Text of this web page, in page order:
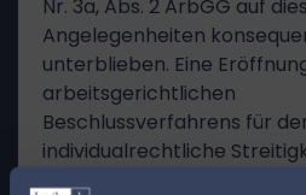
Nr. 3a, Abs. 2 ArbGG auf
Angelegenheiten
unterblieben. Eine
arbeitsgerichtlichen
Beschlussverfahrens für
individualrechtliche
systemwidrig.